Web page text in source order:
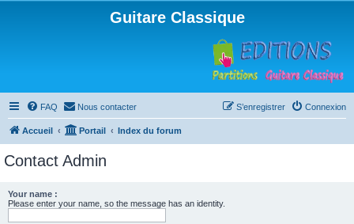
Guitare Classique
FAQ Nous contacter Connexion
S’enregistrer
Accueil Portail Index du forum
Contact Admin
Your name :
Please enter your name, so the message has an identity.